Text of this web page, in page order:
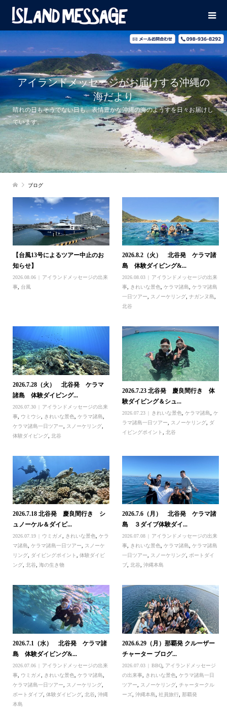
アイランドメッセージがお届けする沖縄の
海だより
晴れの日もそうでない日も、表情豊かな沖縄の海のようすを日々お届けし
ています。
ブログ
【台風13号によるツアー中止のお
知らせ】
2026.08.06
アイランドメッセージの出来
事, 台風
2026.8.2（火） 北谷発 ケラマ諸
島 体験ダイビング&...
2026.08.03
アイランドメッセージの出来
事, きれいな景色,ケラマ諸島,ケラマ諸島
一日ツアー, スノーケリング,ナガンヌ島,
北谷
2026.7.28（火） 北谷発 ケラマ
諸島 体験ダイビング...
2026.07.30
アイランドメッセージの出来
事, ウミウシ きれいな景色 ケラマ諸島
ケラマ諸島一日ツアー
スノーケリング,
体験ダイビング, 北谷
2026.7.23 北谷発 慶良間行き 体
験ダイビング＆シュ...
2026.07.23 きれいな景色 ,ケラマ諸島 ,ケ
ラマ諸島一日ツアー
スノーケリング
ダ
イビングポイント
,北谷
2026.7.18 北谷発 慶良間行き シ
ュノーケル＆ダイビ...
2026.07.19 ウミガメ きれいな景色
ケラ
マ諸島
ケラマ諸島一日ツアー
スノーケ
リング, ダイビングポイント
体験ダイビ
ング, 北谷, 海の生き物
2026.7.6（月） 北谷発 ケラマ諸
島 ３ダイブ体験ダイ...
2026.07.08
アイランドメッセージの出来
事
きれいな景色 ,ケラマ諸島 ,ケラマ諸島
一日ツアー
スノーケリング
ボートダイ
ブ ,北谷 ,沖縄本島
2026.7.1（水） 北谷発 ケラマ諸
島 体験ダイビング&...
2026.07.06
アイランドメッセージの出来
事, ウミガメ きれいな景色 ケラマ諸島
ケラマ諸島一日ツアー
スノーケリング,
ボートダイブ, 体験ダイビング, 北谷, 沖縄
本島
2026.6.29（月）那覇発 クルーザー
チャーター ブログ...
2026.07.03 BBQ
アイランドメッセージ
の出来事
きれいな景色 ,ケラマ諸島一日
ツアー
スノーケリング ,チャータークル
ーズ ,沖縄本島 ,社員旅行 ,那覇発